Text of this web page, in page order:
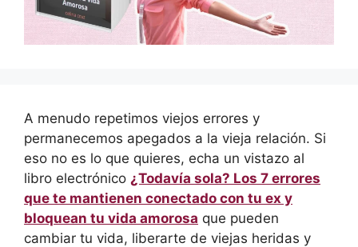
A menudo repetimos viejos errores y
permanecemos apegados a la vieja relación. Si
eso no es lo que quieres, echa un vistazo al
libro electrónico ¿Todavía sola? Los 7 errores
que te mantienen conectado con tu ex y
bloquean tu vida amorosa que pueden
cambiar tu vida, liberarte de viejas heridas y